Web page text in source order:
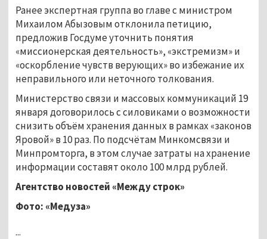
Ранее экспертная группа во главе с министром
Михаилом Абызовым отклонила петицию,
предложив Госдуме уточнить понятия
«миссионерская деятельность», «экстремизм» и
«оскорбление чувств верующих» во избежание их
неправильного или неточного толкования.
Министерство связи и массовых коммуникаций 19
января договорилось с силовиками о возможности
снизить объём хранения данных в рамках «законов
Яровой» в 10 раз. По подсчётам Минкомсвязи и
Минпромторга, в этом случае затраты на хранение
информации составят около 100 млрд рублей.
Агентство новостей «Между строк»
Фото: «Медуза»
...